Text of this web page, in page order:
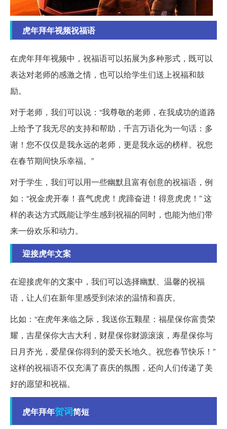
虎年拜年视频祝福语
在虎年拜年视频中，祝福语可以拓展为多种形式，既可以
表达对老师的感激之情，也可以给学生们送上祝福和鼓
励。
对于老师，我们可以说：“我尊敬的老师，在我成功的道路
上给予了我无尽的支持和帮助，千言万语化为一句话：多
谢！您不仅仅是我永远的老师，更是我永远的榜样。祝您
在春节期间快乐幸福。”
对于学生，我们可以用一些幽默且富有创意的祝福语，例
如：“祝金虎开泰！喜气虎虎！虎蹄奋进！得意虎虎！” 这
样的表达方式既能让学生感到祝福的同时，也能为他们带
来一份欢乐和动力。
迎接虎年文案
在迎接虎年的文案中，我们可以选择幽默、温馨的祝福
语，让人们在新年里感受到浓浓的温情和喜庆。
比如：“在虎年来临之际，我送你五颗星：福星保你富贵荣
耀，吉星保你大吉大利，财星保你财源滚滚，寿星保你与
日月齐光，爱星保你得到的爱天长地久。祝您春节快乐！”
这样的祝福语不仅充满了喜庆的氛围，还向人们传递了美
好的愿望和祝福。
虎年拜年贺词简短